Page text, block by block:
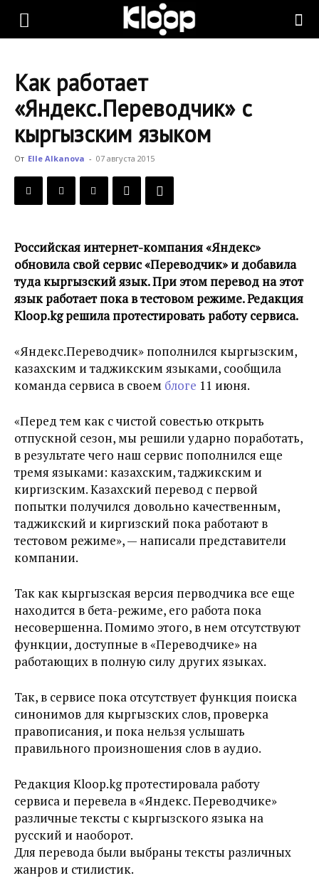
KLOOP.KG
Новости
Кыргызстана
Как работает
«Яндекс.Переводчик» с
кыргызским языком
От Elle Alkanova - 07 августа 2015
Российская интернет-компания «Яндекс»
обновила свой сервис «Переводчик» и добавила
туда кыргызский язык. При этом перевод на этот
язык работает пока в тестовом режиме. Редакция
Kloop.kg решила протестировать работу сервиса.
«Яндекс.Переводчик» пополнился кыргызским,
казахским и таджикским языками, сообщила
команда сервиса в своем блоге 11 июня.
«Перед тем как с чистой совестью открыть
отпускной сезон, мы решили ударно поработать,
в результате чего наш сервис пополнился еще
тремя языками: казахским, таджикским и
киргизским. Казахский перевод с первой
попытки получился довольно качественным,
таджикский и киргизский пока работают в
тестовом режиме», — написали представители
компании.
Так как кыргызская версия перводчика все еще
находится в бета-режиме, его работа пока
несовершенна. Помимо этого, в нем отсутствуют
функции, доступные в «Переводчике» на
работающих в полную силу других языках.
Так, в сервисе пока отсутствует функция поиска
синонимов для кыргызских слов, проверка
правописания, и пока нельзя услышать
правильного произношения слов в аудио.
Редакция Kloop.kg протестировала работу
сервиса и перевела в «Яндекс. Переводчике»
различные тексты с кыргызского языка на
русский и наоборот.
Для перевода были выбраны тексты различных
жанров и стилистик.